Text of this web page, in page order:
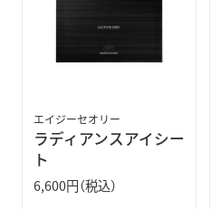
エイジーセオリー
ラディアンスアイシー
ト
6,600円（税込）